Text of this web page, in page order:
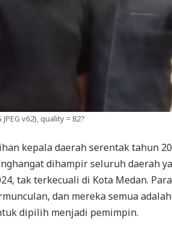
v62), quality = 82?
kepala daerah serentak tahun
dihampir seluruh daerah
tak terkecuali di Kota Medan.
dan mereka semua
dipilih menjadi pemimpin.